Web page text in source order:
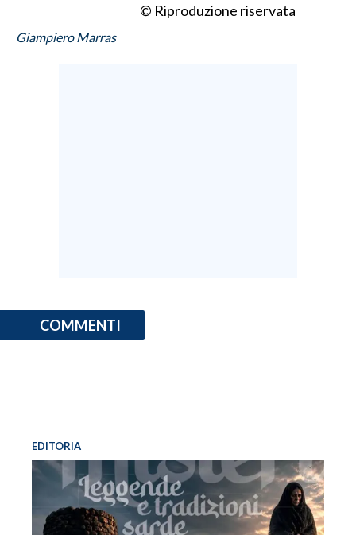
SPIAGGE
© Riproduzione riservata
Giampiero Marras
COMMENTI
EDITORIA